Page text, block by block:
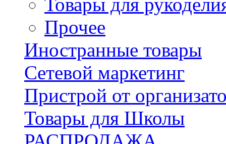
Прочее
Иностранные товары
Сетевой маркетинг
Пристрой от
Товары для Школы